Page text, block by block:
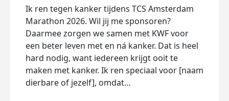
Ik ren tegen kanker tijdens TCS Amsterdam
Marathon 2026. Wil jij me sponsoren?
Daarmee zorgen we samen met KWF voor
een beter leven met en ná kanker. Dat is heel
hard nodig, want iedereen krijgt ooit te
maken met kanker. Ik ren speciaal voor [naam
dierbare of jezelf], omdat…